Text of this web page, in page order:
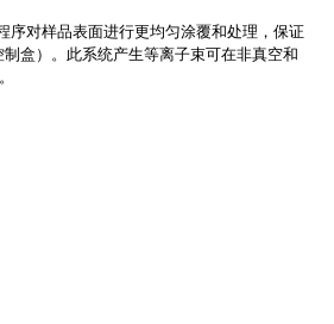
对样品表面进行更均匀涂覆和处理，保证
盒）。此系统产生等离子束可在非真空和